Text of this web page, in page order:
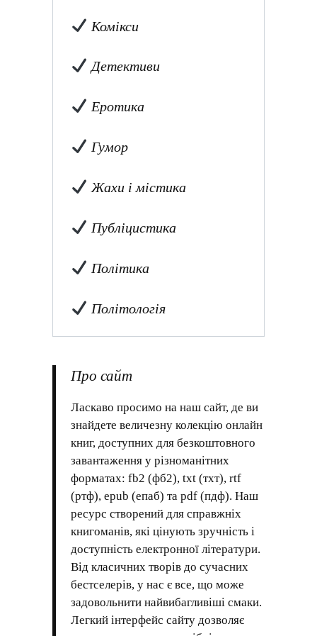
Комікси
Детективи
Еротика
Гумор
Жахи і містика
Публіцистика
Політика
Політологія
Про сайт
Ласкаво просимо на наш сайт, де ви
знайдете величезну колекцію онлайн
книг, доступних для безкоштовного
завантаження у різноманітних
форматах: fb2 (фб2), txt (тхт), rtf
(ртф), epub (епаб) та pdf (пдф). Наш
ресурс створений для справжніх
книгоманів, які цінують зручність і
доступність електронної літератури.
Від класичних творів до сучасних
бестселерів, у нас є все, що може
задовольнити найвибагливіші смаки.
Легкий інтерфейс сайту дозволяє